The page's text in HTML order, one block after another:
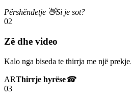
Përshëndetje 👋Si je sot?
02
Zë dhe video
Kalo nga biseda te thirrja me një prekje.
ARThirrje hyrëse☎
03